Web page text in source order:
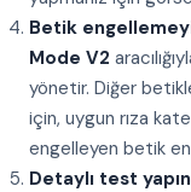
Betik
Mode V2
yönetir. Diğer
için, uygun rıza
engelleyen betik
Detaylı test